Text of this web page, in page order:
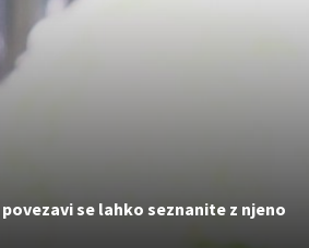
se lahko seznanite z njeno